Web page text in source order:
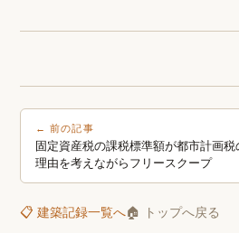
← 前の記事
固定資産税の課税標準額が都市計画税
理由を考えながらフリースクープ
📋 建築記録一覧へ🏠 トップへ戻る